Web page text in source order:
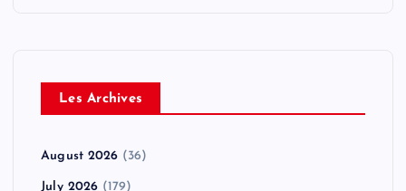
Les Archives
August 2026 (36)
July 2026 (179)